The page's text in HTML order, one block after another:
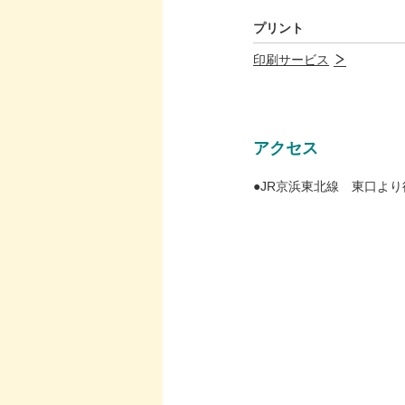
プリント
印刷サービス
アクセス
●JR京浜東北線 東口より